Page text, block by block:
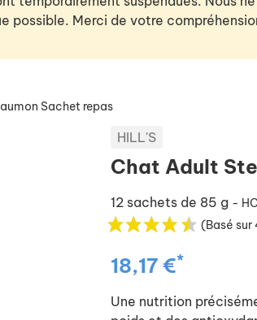
possible. Merci de votre
Sachet repas
HILL'S
Chat Adult
12 sachets de 85 g -
(Basé sur
18,17 €*
Une nutrition